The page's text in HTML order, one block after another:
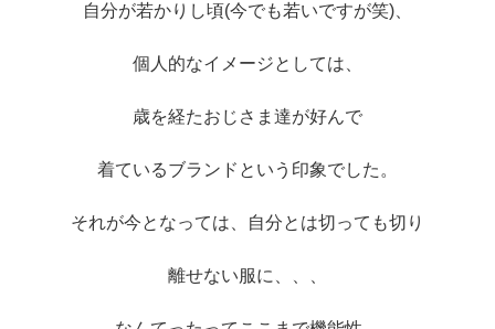
自分が若かりし頃(今でも若いですが笑)、
個人的なイメージとしては、
歳を経たおじさま達が好んで
着ているブランドという印象でした。
それが今となっては、自分とは切っても切り
離せない服に、、、